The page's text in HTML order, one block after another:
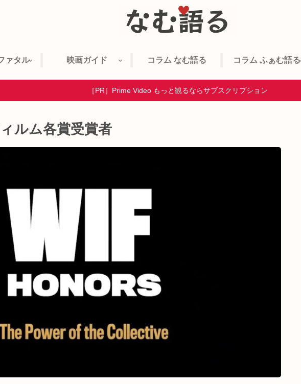
ァタル 映画ガイド コラム なむ語る コラム ふぁむ語る
［PR］Prime Video もっと観るならサブスクリプション
ルム各賞受賞者